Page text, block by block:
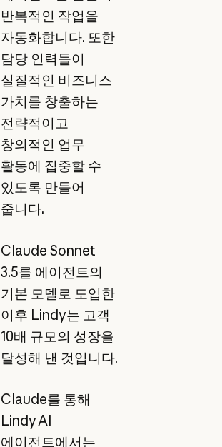
반복적인 작업을
자동화합니다. 또한
담당 인력들이
실질적인 비즈니스
가치를 창출하는
전략적이고
창의적인 업무
활동에 집중할 수
있도록 만들어
줍니다.
Claude Sonnet
3.5를 에이전트의
기본 모델로 도입한
이후 Lindy는 고객
10배 규모의 성장을
달성해 낸 것입니다.
Claude를 통해
Lindy AI
에이전트에서는